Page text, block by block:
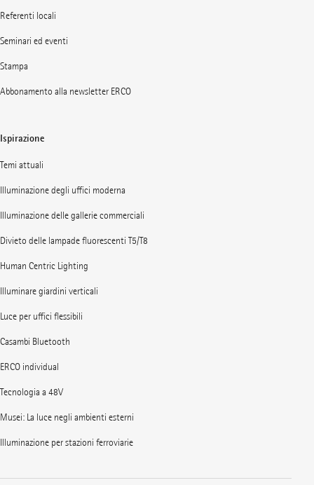
Referenti locali
Seminari ed eventi
Stampa
Abbonamento alla newsletter ERCO
Ispirazione
Temi attuali
Illuminazione degli uffici moderna
Illuminazione delle gallerie commerciali
Divieto delle lampade fluorescenti T5/T8
Human Centric Lighting
Illuminare giardini verticali
Luce per uffici flessibili
Casambi Bluetooth
ERCO individual
Tecnologia a 48V
Musei: La luce negli ambienti esterni
Illuminazione per stazioni ferroviarie